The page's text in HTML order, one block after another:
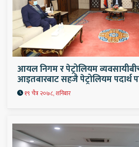
आयल निगम र पेट्रोलियम
आइतबारबाट सहजै पेट्रोलियम पदार्थ
१९ चैत्र २०७८, शनिबार